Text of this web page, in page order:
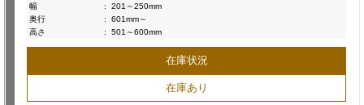
幅
:
201～250mm
奥行
:
601mm～
高さ
: 501～600mm
在庫状況
在庫あり